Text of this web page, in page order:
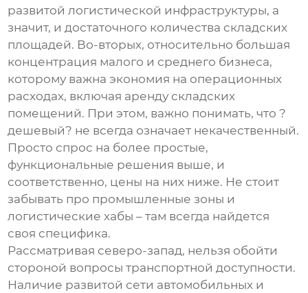
развитой логистической инфраструктуры, а
значит, и достаточного количества складских
площадей. Во-вторых, относительно большая
концентрация малого и среднего бизнеса,
которому важна экономия на операционных
расходах, включая аренду складских
помещений. При этом, важно понимать, что ?
дешевый? не всегда означает некачественный.
Просто спрос на более простые,
функциональные решения выше, и
соответственно, цены на них ниже. Не стоит
забывать про промышленные зоны и
логистические хабы – там всегда найдется
своя специфика.
Рассматривая северо-запад, нельзя обойти
стороной вопросы транспортной доступности.
Наличие развитой сети автомобильных и